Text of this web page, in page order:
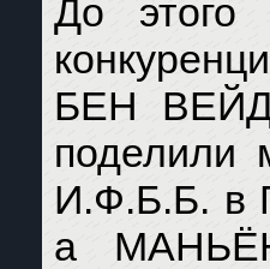
До этого
БЕН
поделили
И.Ф.Б.Б. в
а